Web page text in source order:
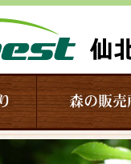
森の販売